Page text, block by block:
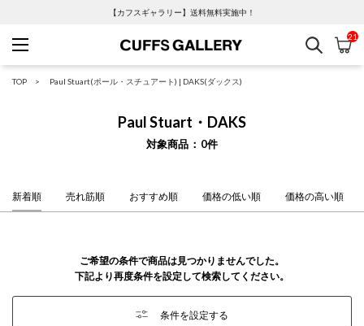
【カフスギャラリー】送料無料実施中！
Cuffs Gallery
検索 カ
21
TOP Paul Stuart(ポール・スチュアート) | DAKS(ダックス)
Paul Stuart・DAKS
対象商品 0件
新着順 売れ筋順 おすすめ順 価格の低い順 価格の高い順
ご希望の条件で商品は見つかりませんでした。
下記より再度条件を設定して検索してください。
条件を設定する